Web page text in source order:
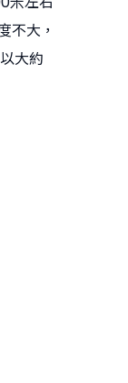
不大，
大約